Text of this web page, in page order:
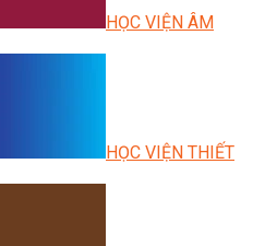
HỌC VIỆN ÂM
HỌC VIỆN THIẾT